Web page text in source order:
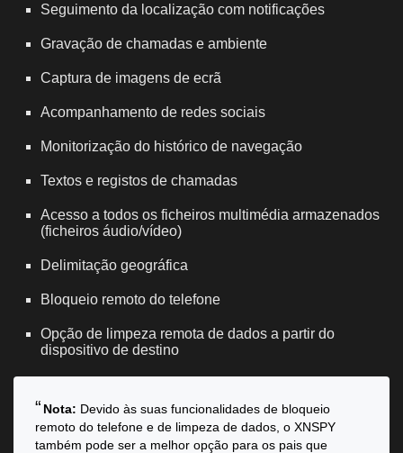
Seguimento da localização com notificações
Gravação de chamadas e ambiente
Captura de imagens de ecrã
Acompanhamento de redes sociais
Monitorização do histórico de navegação
Textos e registos de chamadas
Acesso a todos os ficheiros multimédia armazenados
(ficheiros áudio/vídeo)
Delimitação geográfica
Bloqueio remoto do telefone
Opção de limpeza remota de dados a partir do
dispositivo de destino
Nota: Devido às suas funcionalidades de bloqueio
remoto do telefone e de limpeza de dados, o XNSPY
também pode ser a melhor opção para os pais que